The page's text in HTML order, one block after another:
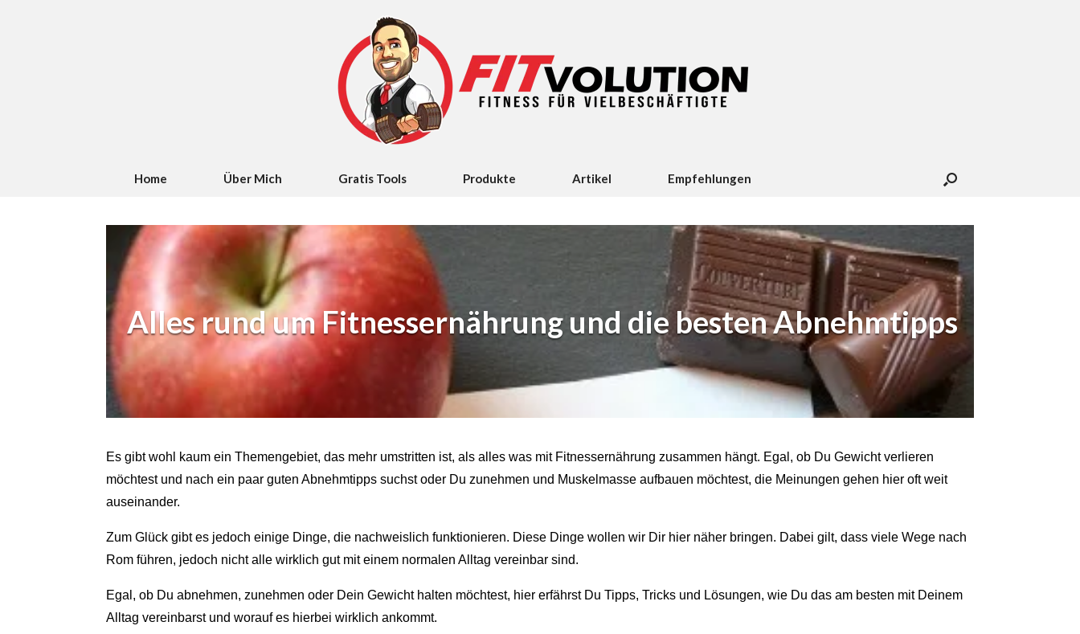
Home Über Mich Gratis Tools Produkte Artikel Empfehlungen
Alles rund um Fitnessernährung und die besten Abnehmtipps
Es gibt wohl kaum ein Themengebiet, das mehr umstritten ist, als alles was mit Fitnessernährung zusammen hängt. Egal, ob Du Gewicht verlieren
möchtest und nach ein paar guten Abnehmtipps suchst oder Du zunehmen und Muskelmasse aufbauen möchtest, die Meinungen gehen hier oft weit
auseinander.
Zum Glück gibt es jedoch einige Dinge, die nachweislich funktionieren. Diese Dinge wollen wir Dir hier näher bringen. Dabei gilt, dass viele Wege nach
Rom führen, jedoch nicht alle wirklich gut mit einem normalen Alltag vereinbar sind.
Egal, ob Du abnehmen, zunehmen oder Dein Gewicht halten möchtest, hier erfährst Du Tipps, Tricks und Lösungen, wie Du das am besten mit Deinem
Alltag vereinbarst und worauf es hierbei wirklich ankommt.